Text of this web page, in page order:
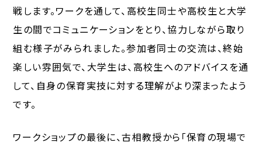
戦します。ワークを通して、高校生同士や高校生と大学
生の間でコミュニケーションをとり、協力しながら取り
組む様子がみられました。参加者同士の交流は、終始
楽しい雰囲気で、大学生は、高校生へのアドバイスを通
して、自身の保育実技に対する理解がより深まったよう
です。
ワークショップの最後に、古相教授から「保育の現場で